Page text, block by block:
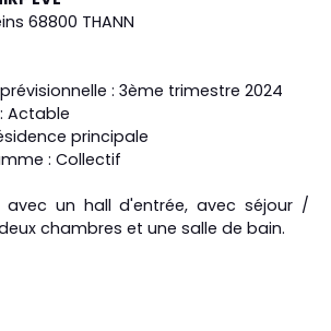
68800 THANN
: 3ème trimestre 2024
Actable
principale
: Collectif
avec un hall d'entrée, avec séjour /
chambres et une salle de bain.